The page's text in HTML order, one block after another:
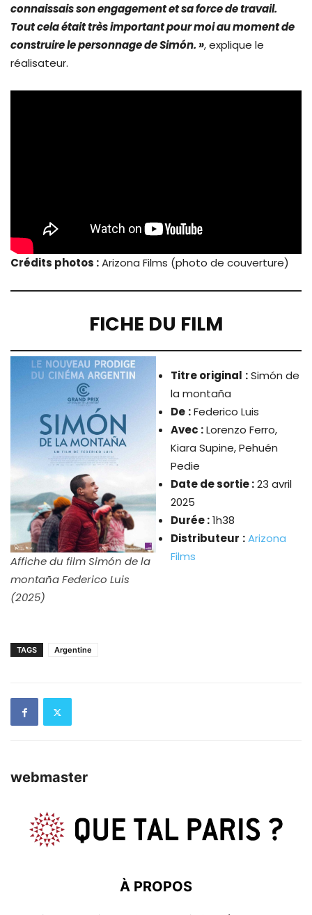
connaissais son engagement et sa force de travail.
Tout cela était très important pour moi au moment de
construire le personnage de Simón. », explique le
réalisateur.
Crédits photos :Arizona Films (photo de couverture)
FICHE DU FILM
Affiche du film Simón de la
montaña Federico Luis
(2025)
Titre original :Simón de
la montaña
De :Federico Luis
Avec :Lorenzo Ferro,
Kiara Supine, Pehuén
Pedie
Date de sortie :23 avril
2025
Durée :1h38
Distributeur :Arizona
Films
TAGS Argentine
webmaster
À PROPOS